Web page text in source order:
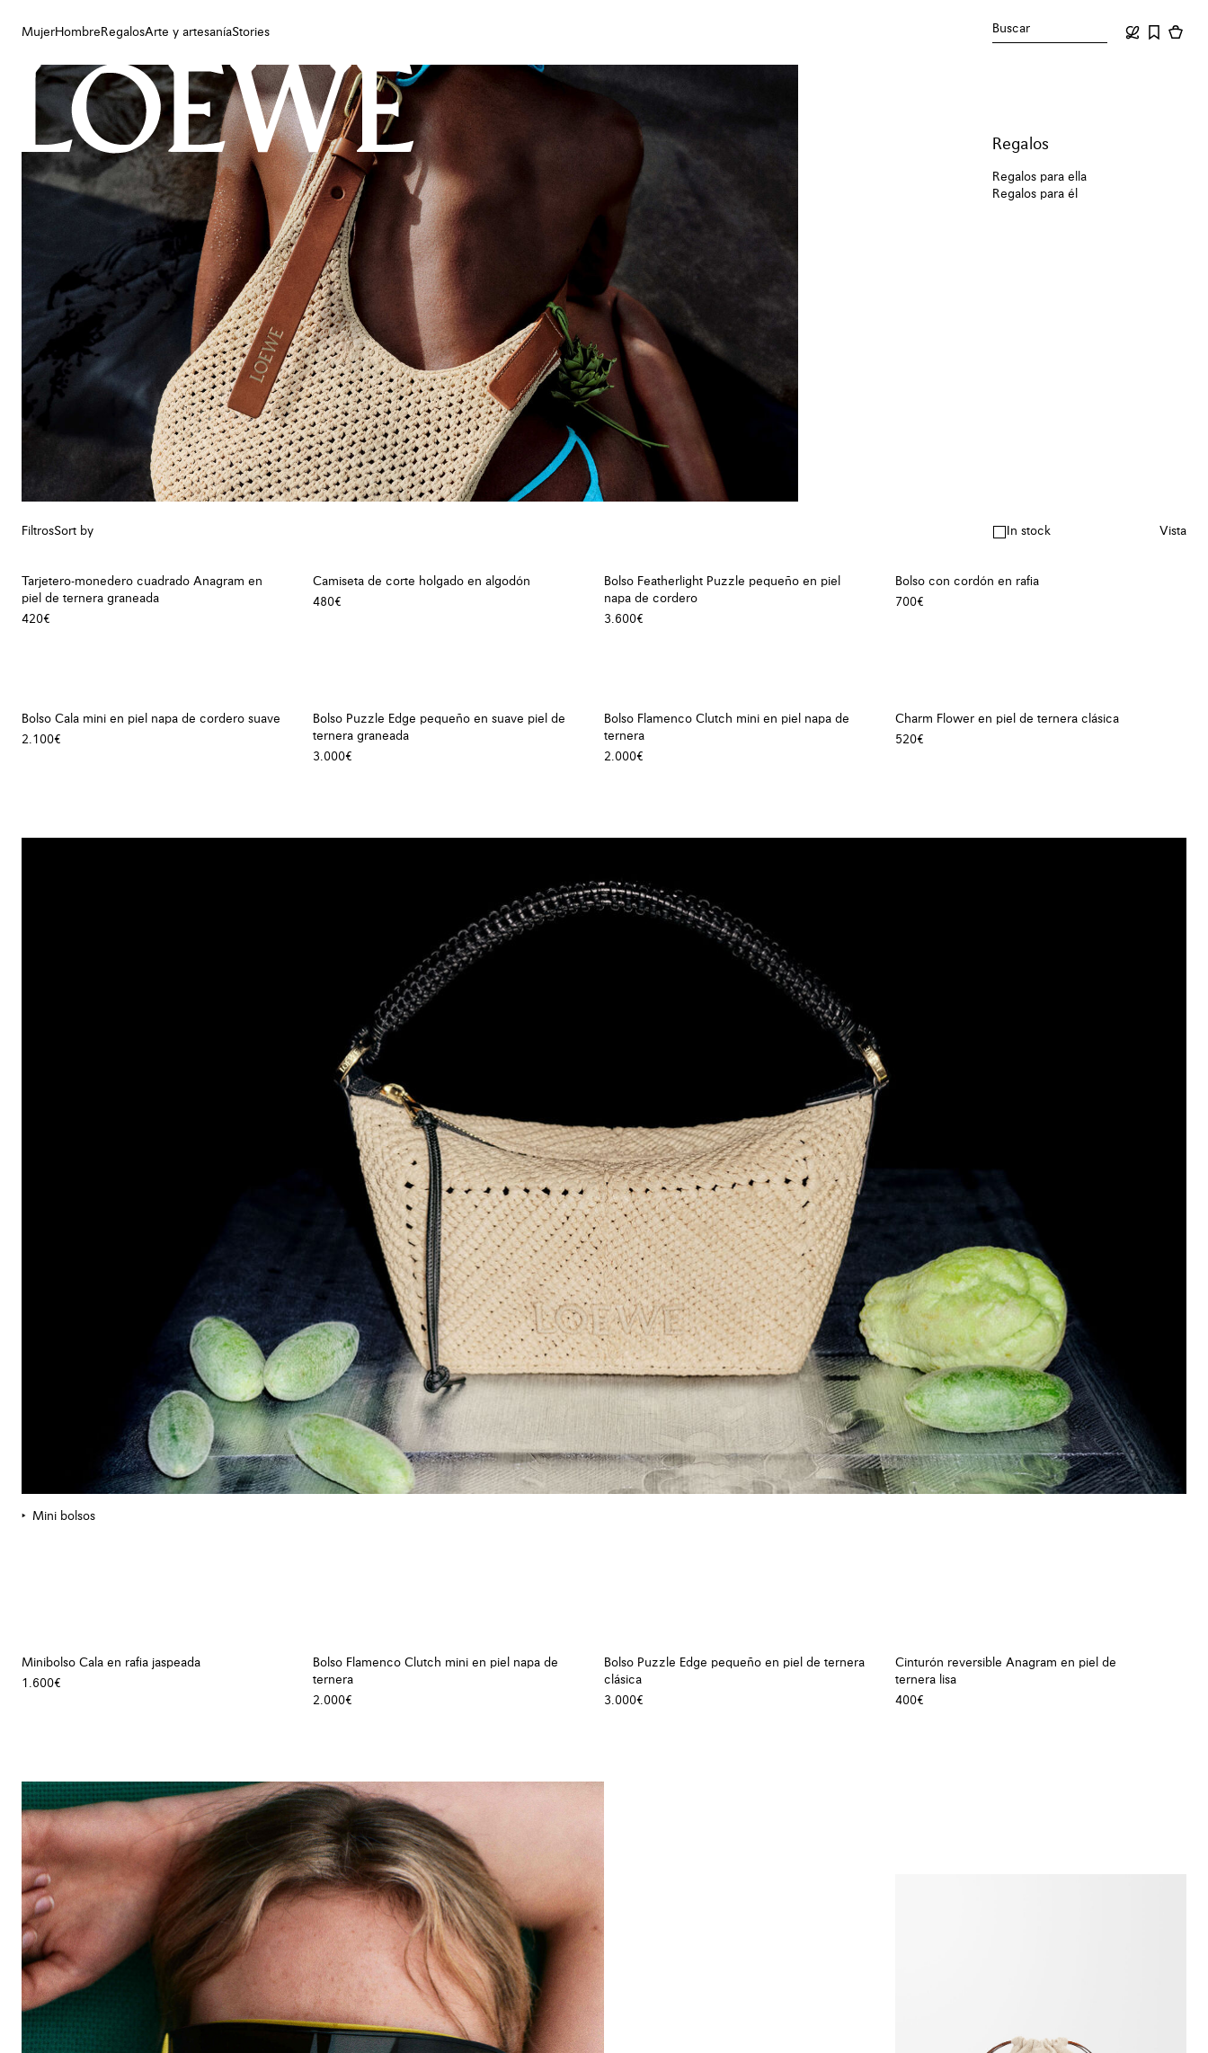
MujerHombre RegalosArte y artesaníaStories Buscar
Mujer
Hombre
Regalos
Arte y artesanía
Regalos
Regalos para ella
Regalos para él
FiltrosSort by In stock Vista
Tarjetero-monedero cuadrado Anagram en
piel de ternera graneada
420€
Camiseta de corte holgado en algodón
480€
Bolso Featherlight Puzzle pequeño en piel
napa de cordero
3.600€
Bolso con cordón en rafia
700€
Bolso Cala mini en piel napa de cordero suave
2.100€
Bolso Puzzle Edge pequeño en suave piel de
ternera graneada
3.000€
Bolso Flamenco Clutch mini en piel napa de
ternera
2.000€
Charm Flower en piel de ternera clásica
520€
Mini bolsos
Minibolso Cala en rafia jaspeada
1.600€
Bolso Flamenco Clutch mini en piel napa de
ternera
2.000€
Bolso Puzzle Edge pequeño en piel de ternera
clásica
3.000€
Cinturón reversible Anagram en piel de
ternera lisa
400€